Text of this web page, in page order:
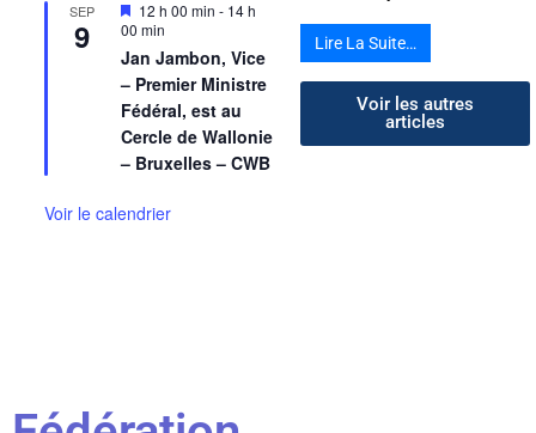
SEP
9
Mis
en
avant
12 h 00 min - 14 h
00 min
Jan Jambon, Vice
– Premier Ministre
Fédéral, est au
Cercle de Wallonie
– Bruxelles – CWB
Voir le calendrier
Lire La Suite…
Voir les autres
articles